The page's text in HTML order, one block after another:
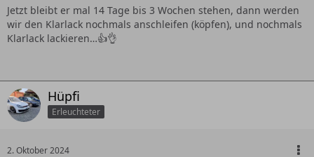
Jetzt bleibt er mal 14 Tage bis 3 Wochen stehen, dann werden
wir den Klarlack nochmals anschleifen (köpfen), und nochmals
Klarlack lackieren…👍👌
Hüpfi
Erleuchteter
2. Oktober 2024